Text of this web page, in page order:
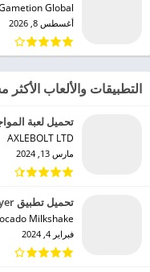
Global‏
أغسطس 8, 2026
التطبيقات والألعاب الأكثر
تحميل لعبة المواجهة 2 مهكرة
AXLEBOLT LTD‏
مارس 13, 2024
تحميل تطبيق Provid Video Player مهكر للاندرويد 2024
Milkshake‏
فبراير 4, 2024